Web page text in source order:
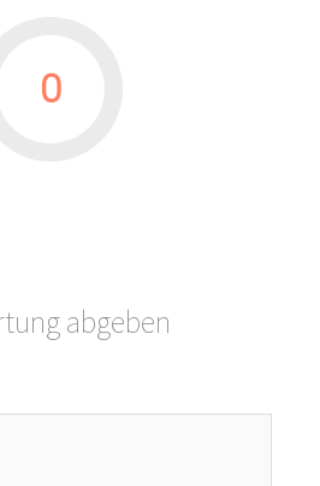
0
abgeben